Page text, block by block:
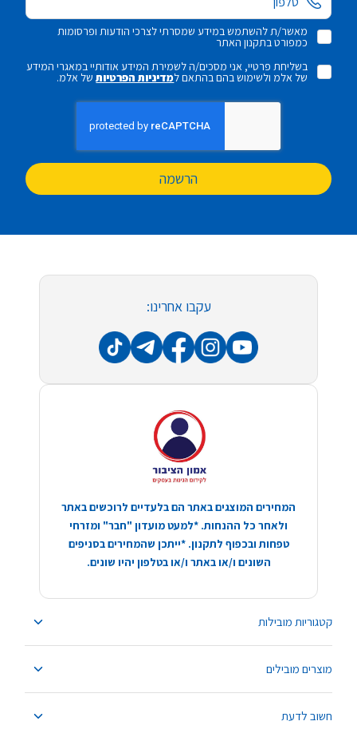
מאשר/ת להשתמש במידע שמסרתי לצרכי הודעות ופרסומות
כמפורט בתקנון האתר
בשליחת פרטיי, אני מסכים/ה לשמירת המידע אודותיי במאגרי המידע
של אלמ ולשימוש בהם בהתאם למדיניות הפרטיותשל אלמ.
הרשמה
קטגוריות מובילות
מוצרים מובילים
חשוב לדעת
עקבו אחרינו:
המחירים המוצגים באתר הם בלעדיים לרוכשים באתר
ולאחר כל ההנחות. *למעט מועדון "חבר" ומזרחי
טפחות ובכפוף לתקנון. *ייתכן שהמחירים בסניפים
השונים ו/או באתר ו/או בטלפון יהיו שונים.